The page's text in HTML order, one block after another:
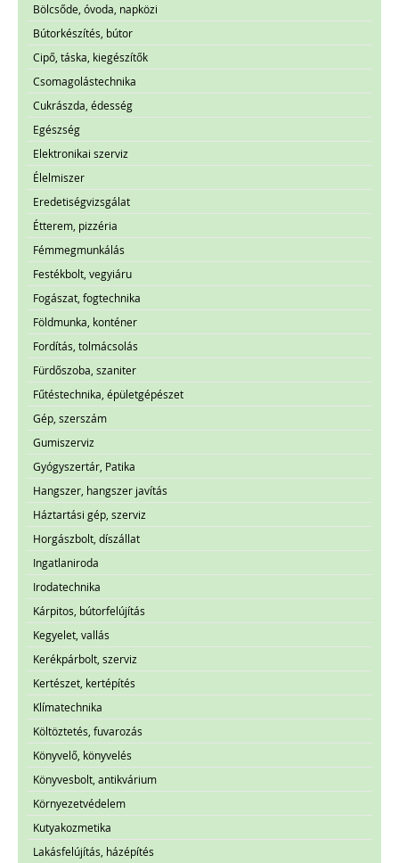
Bölcsőde, óvoda, napközi
Bútorkészítés, bútor
Cipő, táska, kiegészítők
Csomagolástechnika
Cukrászda, édesség
Egészség
Elektronikai szerviz
Élelmiszer
Eredetiségvizsgálat
Étterem, pizzéria
Fémmegmunkálás
Festékbolt, vegyiáru
Fogászat, fogtechnika
Földmunka, konténer
Fordítás, tolmácsolás
Fürdőszoba, szaniter
Fűtéstechnika, épületgépészet
Gép, szerszám
Gumiszerviz
Gyógyszertár, Patika
Hangszer, hangszer javítás
Háztartási gép, szerviz
Horgászbolt, díszállat
Ingatlaniroda
Irodatechnika
Kárpitos, bútorfelújítás
Kegyelet, vallás
Kerékpárbolt, szerviz
Kertészet, kertépítés
Klímatechnika
Költöztetés, fuvarozás
Könyvelő, könyvelés
Könyvesbolt, antikvárium
Környezetvédelem
Kutyakozmetika
Lakásfelújítás, házépítés